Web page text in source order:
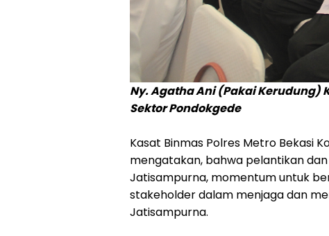
Ny. Agatha Ani (Pakai
Sektor Pondokgede
Kasat Binmas Polres Metro Bekasi
mengatakan, bahwa pelantikan
Jatisampurna, momentum untuk
stakeholder dalam menjaga dan
Jatisampurna.